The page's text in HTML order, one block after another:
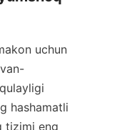
uchun
hashamatli
tizimi eng